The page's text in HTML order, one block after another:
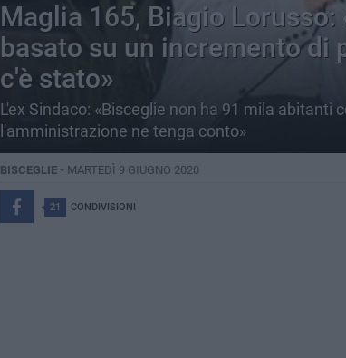
Maglia 165, Biagio
basato su un incremento di
c'è stato»
L'ex Sindaco: «Bisceglie non ha 91 mila abitanti
l'amministrazione ne tenga conto»
BISCEGLIE - MARTEDÌ 9 GIUGNO 2020
21 CONDIVISIONI